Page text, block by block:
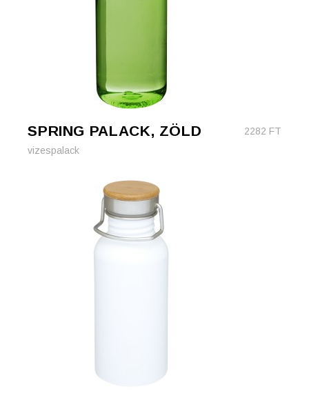
SPRING PALACK, ZÖLD 2282 FT
vizespalack